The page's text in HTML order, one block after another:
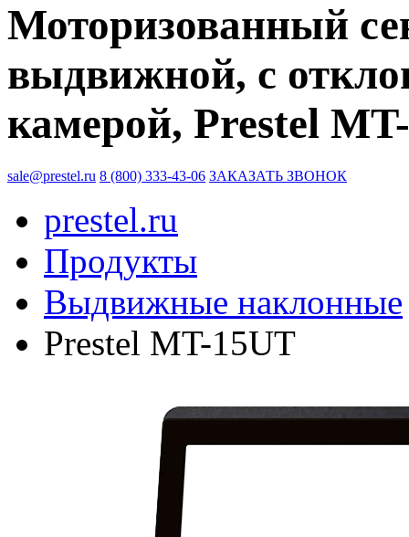
Моторизованный
выдвижной, с
камерой, Prestel
sale@prestel.ru 8 (800) 333-43-06 ЗАКАЗАТЬ ЗВОНОК
prestel.ru
Продукты
Выдвижные наклонные
Prestel MT-15UT